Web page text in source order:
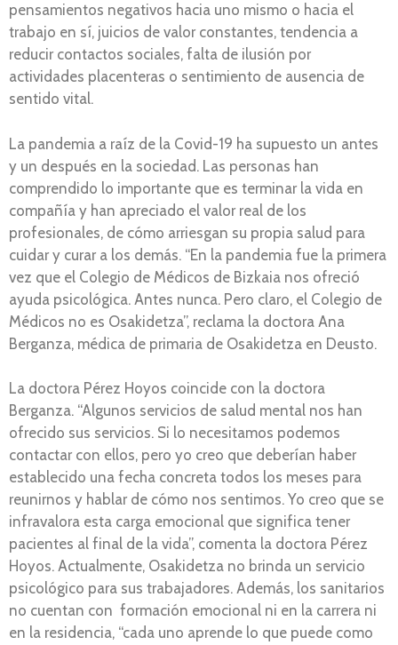
pensamientos negativos hacia uno mismo o hacia el
trabajo en sí, juicios de valor constantes, tendencia a
reducir contactos sociales, falta de ilusión por
actividades placenteras o sentimiento de ausencia de
sentido vital.
La pandemia a raíz de la Covid-19 ha supuesto un antes
y un después en la sociedad. Las personas han
comprendido lo importante que es terminar la vida en
compañía y han apreciado el valor real de los
profesionales, de cómo arriesgan su propia salud para
cuidar y curar a los demás. “En la pandemia fue la primera
vez que el Colegio de Médicos de Bizkaia nos ofreció
ayuda psicológica. Antes nunca. Pero claro, el Colegio de
Médicos no es Osakidetza”, reclama la doctora Ana
Berganza, médica de primaria de Osakidetza en Deusto.
La doctora Pérez Hoyos coincide con la doctora
Berganza. “Algunos servicios de salud mental nos han
ofrecido sus servicios. Si lo necesitamos podemos
contactar con ellos, pero yo creo que deberían haber
establecido una fecha concreta todos los meses para
reunirnos y hablar de cómo nos sentimos. Yo creo que se
infravalora esta carga emocional que significa tener
pacientes al final de la vida”, comenta la doctora Pérez
Hoyos. Actualmente, Osakidetza no brinda un servicio
psicológico para sus trabajadores. Además, los sanitarios
no cuentan con formación emocional ni en la carrera ni
en la residencia, “cada uno aprende lo que puede como